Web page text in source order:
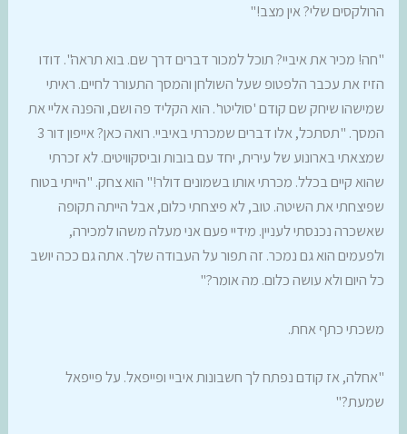
הרולקסים שלי? אין מצב!"
"חה! מכיר את איביי? תוכל למכור דברים דרך שם. בוא תראה". דודו
הזיז את עכבר הלפטופ שעל השולחן והמסך התעורר לחיים. ראיתי
שמישהו שיחק שם קודם 'סוליטר'. הוא הקליד פה ושם, והפנה אליי את
המסך. "תסתכל, אלו דברים שמכרתי באיביי. רואה כאן? אייפון דור 3
שמצאתי בארונוע של עירית, יחד עם בובות וביסקוויטים. לא זכרתי
שהוא קיים בכלל. מכרתי אותו בשמונים דולר!" הוא צחק. "הייתי בטוח
שפיצחתי את השיטה. טוב, לא פיצחתי כלום, אבל הייתה תקופה
שאשכרה נכנסתי לעניין. מידיי פעם אני מעלה משהו למכירה,
ולפעמים הוא גם נמכר. זה תפור על העבודה שלך. אתה גם ככה יושב
כל היום ולא עושה כלום. מה אומר?"
משכתי כתף אחת.
"אחלה, אז קודם נפתח לך חשבונות איביי ופייפאל. על פייפאל
שמעת?"